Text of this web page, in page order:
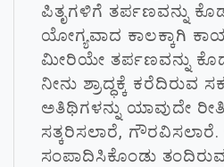
ಪಿತೃಗಳಿಗೆ ತರ್ಪಣವನ್ನು
ಯೋಗ್ಯವಾದ ಕಾಲಕ್ಕಾಗಿ
ಮೀರಿಯೇ ತರ್ಪಣವನ್ನು
ನೀನು ಶ್ರಾದ್ಧಕ್ಕೆ ಕರೆದಿರುವ
ಅತಿಥಿಗಳನ್ನು ಯಾವುದೇ
ಸತ್ಕರಿಸಲಾರೆ, ಗೌರವಿಸಲಾರೆ.
ಸಂಪಾದಿಸಿಕೊಂಡು